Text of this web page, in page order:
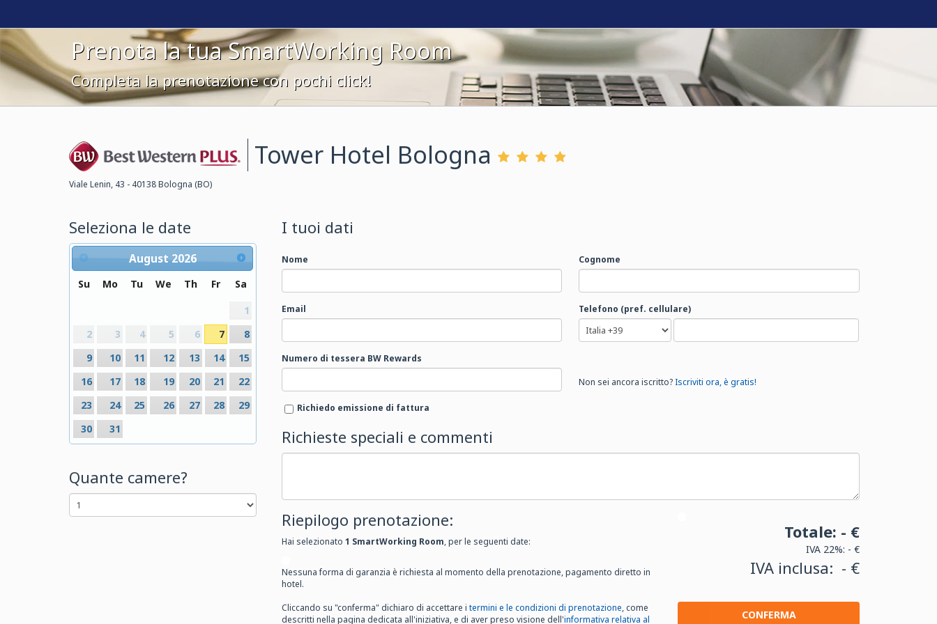
Prenota la tua SmartWorking Room
Completa la prenotazione con pochi click!
Best Western
Plus
Tower Hotel Bologna
Viale Lenin, 43 - 40138 Bologna (BO)
Seleziona le date
August 2026
Su Mo Tu We Th Fr
Sa
1
2
3 4 5 6 7
8
9
10 11 12 13 14
15
16
17 18 19 20 21
22
23
24 25 26 27 28
29
30
31
Quante camere?
I tuoi dati
Nome Cognome
Email Telefono (pref. cellulare)
Numero di tessera BW Rewards
Non sei ancora iscritto?Iscriviti ora, è gratis!
Richiedo emissione di fattura
Richieste speciali e commenti
Riepilogo prenotazione:
Hai selezionato 1 SmartWorking Room, per le seguenti date:
Nessuna forma di garanzia è richiesta al momento della prenotazione, pagamento diretto in
hotel.
Totale: - €
IVA 22%: - €
IVA inclusa: - €
Cliccando su "conferma" dichiaro di accettare i termini e le condizioni di prenotazione, come
descritti nella pagina dedicata all'iniziativa, e di aver preso visione dell'informativa relativa al CONFERMA